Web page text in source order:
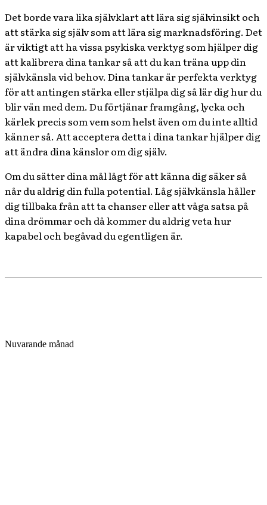
Det borde vara lika självklart att lära sig självinsikt och
att stärka sig själv som att lära sig marknadsföring. Det
är viktigt att ha vissa psykiska verktyg som hjälper dig
att kalibrera dina tankar så att du kan träna upp din
självkänsla vid behov. Dina tankar är perfekta verktyg
för att antingen stärka eller stjälpa dig så lär dig hur du
blir vän med dem. Du förtjänar framgång, lycka och
kärlek precis som vem som helst även om du inte alltid
känner så. Att acceptera detta i dina tankar hjälper dig
att ändra dina känslor om dig själv.
Om du sätter dina mål lågt för att känna dig säker så
når du aldrig din fulla potential. Låg självkänsla håller
dig tillbaka från att ta chanser eller att våga satsa på
dina drömmar och då kommer du aldrig veta hur
kapabel och begåvad du egentligen är.
Nuvarande månad